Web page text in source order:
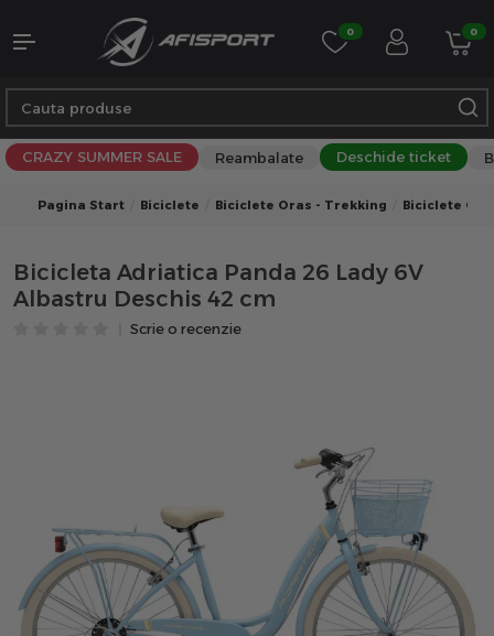
0 0
CRAZY SUMMER SALE Reambalate Deschide ticket
Pagina Start Biciclete Biciclete Oras - Trekking Biciclete
Bicicleta Adriatica Panda 26 Lady 6V
Albastru Deschis 42 cm
Scrie o recenzie